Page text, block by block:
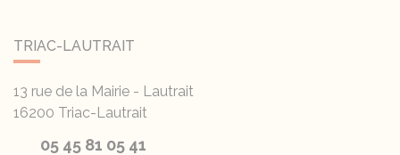
TRIAC-LAUTRAIT
13 rue de la Mairie - Lautrait
16200 Triac-Lautrait
05 45 81 05 41